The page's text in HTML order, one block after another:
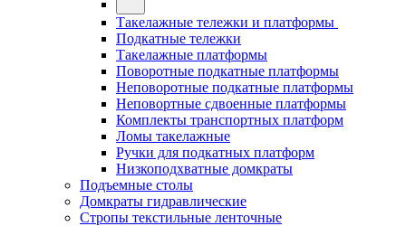
Такелажные тележки и платформы
Подкатные тележки
Такелажные платформы
Поворотные подкатные платформы
Неповоротные подкатные платформы
Неповортные сдвоенные платформы
Комплекты транспортных платформ
Ломы такелажные
Ручки для подкатных платформ
Низкоподхватные домкраты
Подъемные столы
Домкраты гидравлические
Стропы текстильные ленточные